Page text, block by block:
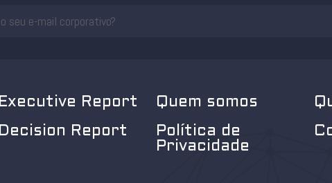
Executive Report
Decision Report
Quem somos
Política de
Privacidade